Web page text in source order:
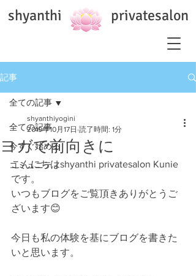
shyanthi privatesalon
記事
全ての記事
今すぐ始める
コミュニティ
全ての記事
ヨガで前向きに
shyanthiyogini
2019年10月17日 読了時間: 1分
こんにちはshyanthi privatesalon Kunie
です。
いつもブログをご覧頂きありがとうご
ざいます😊
今日も私の体験を基にブログを書きた
いと思います。